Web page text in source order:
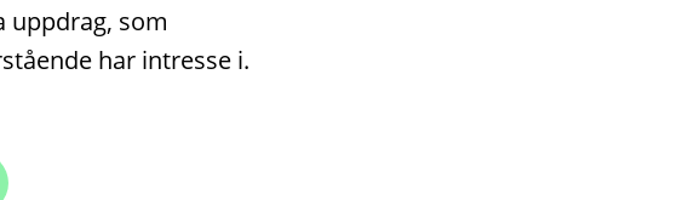
uppdrag, som
har intresse i.